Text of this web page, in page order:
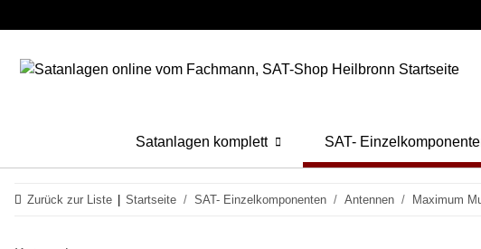
Satanlagen komplett SAT-
Zurück zur Liste Startseite SAT- Einzelkomponenten Antennen Maximum